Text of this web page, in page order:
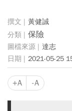
黃健誠
保險
達志
2021-05-25
+A -A